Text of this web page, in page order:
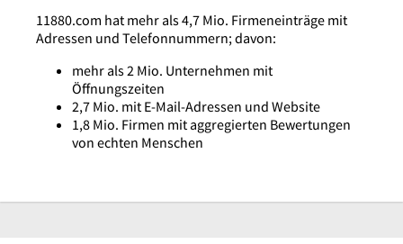
11880.com hat mehr als 4,7 Mio. Firmeneinträge mit
Adressen und Telefonnummern; davon:
mehr als 2 Mio. Unternehmen mit
Öffnungszeiten
2,7 Mio. mit E-Mail-Adressen und Website
1,8 Mio. Firmen mit aggregierten Bewertungen
von echten Menschen